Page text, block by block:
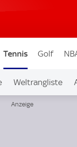
Tennis Golf
Weltrangliste